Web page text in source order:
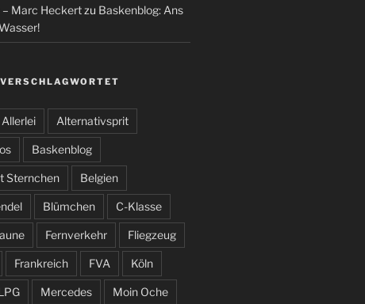
– Marc Heckertzu Baskenblog: Ans
Allerlei Alternativsprit
Baskenblog
Sternchen Belgien
Blümchen C-Klasse
Fernverkehr Fliegzeug
Frankreich FVA Köln
Mercedes Moin Oche